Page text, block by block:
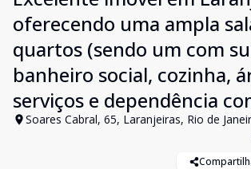
oferecendo uma ampla
quartos (sendo um com
banheiro social, cozinha,
serviços e dependência
Soares Cabral, 65, Laranjeiras, Rio de